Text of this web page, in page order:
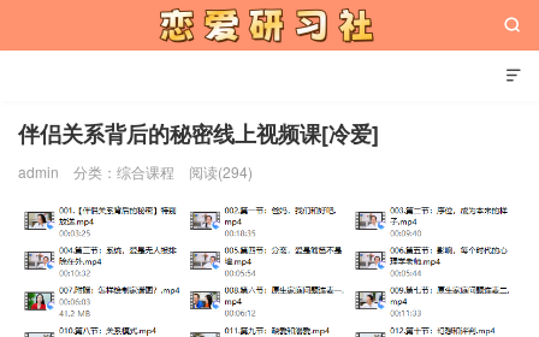


伴侣关系背后的秘密线上视频课[冷爱]
admin 分类： 综合课程 阅读(294)